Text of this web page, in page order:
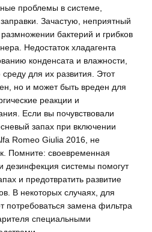
проблемы в системе,
Зачастую, неприятный
бактерий и грибков
Недостаток хладагента
конденсата и влажности,
для их развития. Этот
но и может быть вреден для
реакции и
Если вы почувствовали
запах при включении
Romeo Giulia 2016, не
Помните: своевременная
дезинфекция системы помогут
и предотвратить развитие
В некоторых случаях, для
потребоваться замена фильтра
специальными